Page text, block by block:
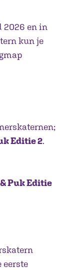
2026 en in
kun je
Editie 2.
Puk Editie
eerste